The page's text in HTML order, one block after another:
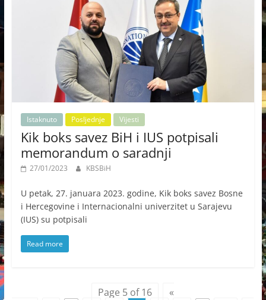
Istaknuto Posljednje Vijesti
Kik boks savez BiH i IUS potpisali
memorandum o saradnji
27/01/2023 KBSBiH
U petak, 27. januara 2023. godine, Kik boks savez Bosne
i Hercegovine i Internacionalni univerzitet u Sarajevu
(IUS) su potpisali
Read more
Page 5 of 16
«